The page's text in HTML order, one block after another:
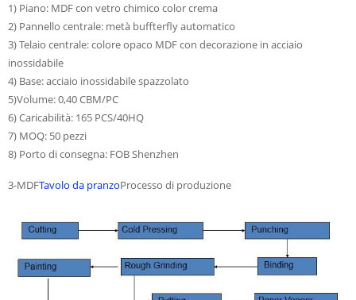
1) Piano: MDF con vetro chimico color crema
2) Pannello centrale: metà buffterfly automatico
3) Telaio centrale: colore opaco MDF con decorazione in acciaio
inossidabile
4) Base: acciaio inossidabile spazzolato
5)Volume: 0,40 CBM/PC
6) Caricabilità: 165 PCS/40HQ
7) MOQ: 50 pezzi
8) Porto di consegna: FOB Shenzhen
3-MDFTavolo da pranzoProcesso di produzione